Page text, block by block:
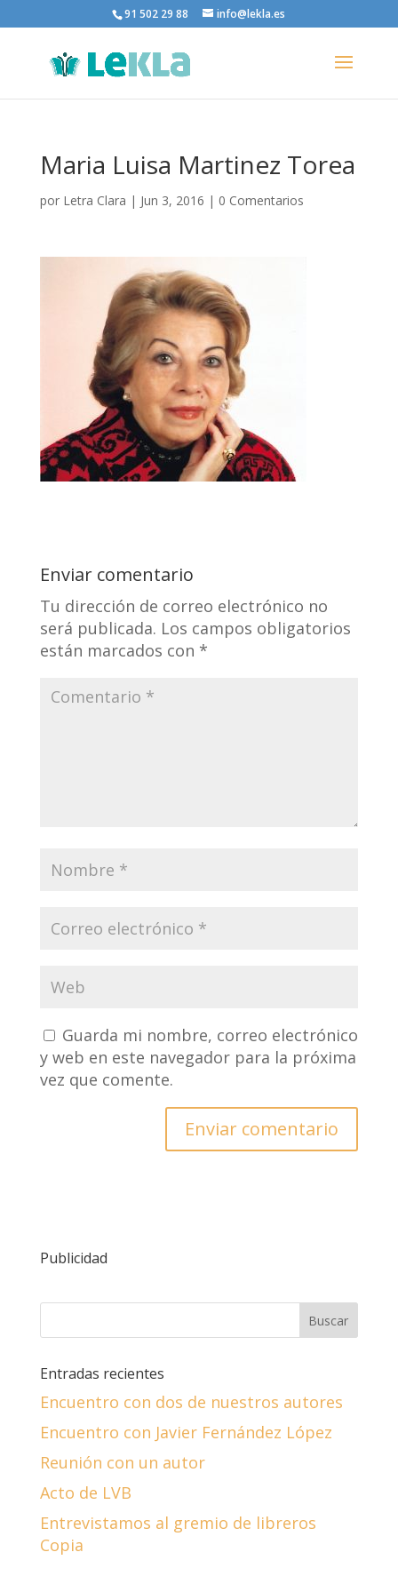
91 502 29 88 info@lekla.es
Maria Luisa Martinez Torea
por Letra Clara | Jun 3, 2016 | 0 Comentarios
Enviar comentario
Tu dirección de correo electrónico no
será publicada. Los campos obligatorios
están marcados con *
Guarda mi nombre, correo electrónico
y web en este navegador para la próxima
vez que comente.
Publicidad
Entradas recientes
Encuentro con dos de nuestros autores
Encuentro con Javier Fernández López
Reunión con un autor
Acto de LVB
Entrevistamos al gremio de libreros
Copia